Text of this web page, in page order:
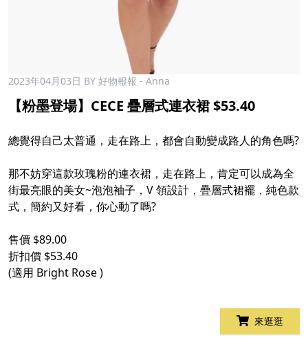
2023年04月03日 BY 好物報報 - Anna
【粉墨登場】CECE 疊層式連衣裙 $53.40
總覺得自己太普通，走在路上，都會自動變成路人的角色嗎?
那不妨穿這款玫瑰粉的連衣裙，走在路上，肯定可以成為全
街最亮眼的美女~泡泡袖子，V 領設計，疊層式裙襬，純色款
式，簡約又好看，你心動了嗎?
售價 $89.00
折扣價 $53.40
(適用 Bright Rose )
來逛逛